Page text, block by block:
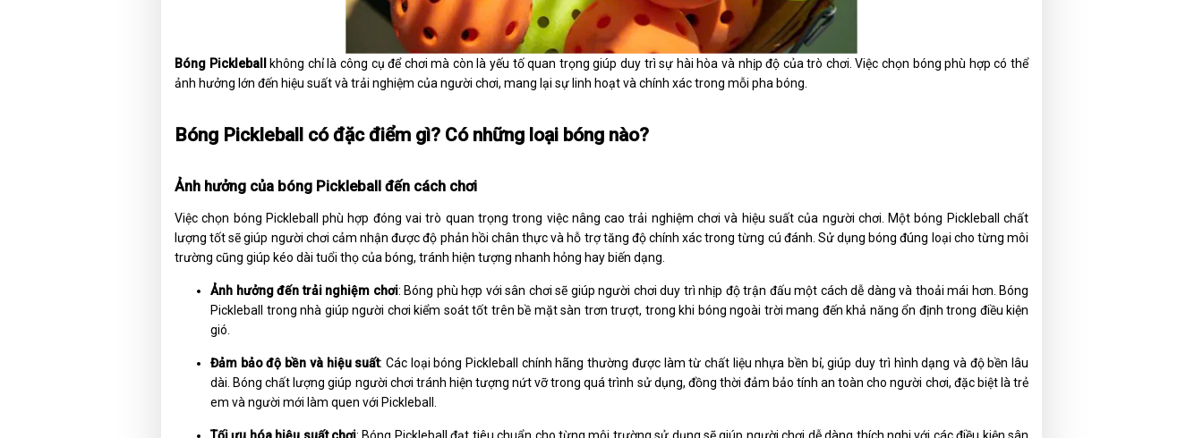
Bóng Pickleball
không chỉ là công cụ để chơi mà còn là yếu tố quan trọng giúp duy trì sự hài hòa và nhịp độ của trò chơi. Việc chọn bóng phù hợp có thể
ảnh hưởng lớn đến hiệu suất và trải nghiệm của người chơi, mang lại sự linh hoạt và chính xác trong mỗi pha bóng.
Bóng Pickleball có đặc điểm gì? Có những loại bóng nào?
Ảnh hưởng của bóng Pickleball đến cách chơi
Việc chọn bóng Pickleball phù hợp đóng vai trò quan trọng trong việc nâng cao trải nghiệm chơi và hiệu suất của người chơi. Một bóng Pickleball chất
lượng tốt sẽ giúp người chơi cảm nhận được độ phản hồi chân thực và hỗ trợ tăng độ chính xác trong từng cú đánh. Sử dụng bóng đúng loại cho từng môi
trường cũng giúp kéo dài tuổi thọ của bóng, tránh hiện tượng nhanh hỏng hay biến dạng.
Ảnh hưởng đến trải nghiệm chơi: Bóng phù hợp với sân chơi sẽ giúp người chơi duy trì nhịp độ trận đấu một cách dễ dàng và thoải mái hơn. Bóng
Pickleball trong nhà giúp người chơi kiểm soát tốt trên bề mặt sàn trơn trượt, trong khi bóng ngoài trời mang đến khả năng ổn định trong điều kiện
gió.
Đảm bảo độ bền và hiệu suất: Các loại bóng Pickleball chính hãng thường được làm từ chất liệu nhựa bền bỉ, giúp duy trì hình dạng và độ bền lâu
dài. Bóng chất lượng giúp người chơi tránh hiện tượng nứt vỡ trong quá trình sử dụng, đồng thời đảm bảo tính an toàn cho người chơi, đặc biệt là trẻ
em và người mới làm quen với Pickleball.